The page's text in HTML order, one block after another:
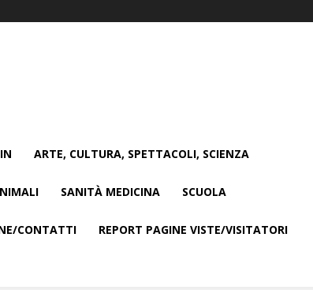
ARTE, CULTURA, SPETTACOLI, SCIENZA
SANITÀ MEDICINA SCUOLA
CONTATTI REPORT PAGINE VISTE/VISITATORI